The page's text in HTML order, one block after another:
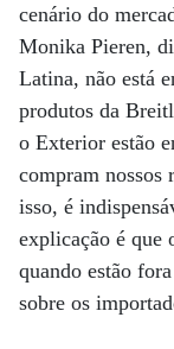
cenário do
Monika Pieren,
Latina, não está
produtos da
o Exterior estão
compram nossos
isso, é
explicação é que
quando estão
sobre os